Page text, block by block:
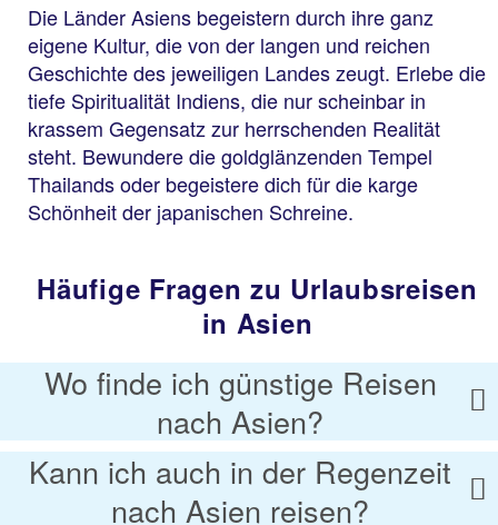
Die Länder Asiens begeistern durch ihre ganz
eigene Kultur, die von der langen und reichen
Geschichte des jeweiligen Landes zeugt. Erlebe die
tiefe Spiritualität Indiens, die nur scheinbar in
krassem Gegensatz zur herrschenden Realität
steht. Bewundere die goldglänzenden Tempel
Thailands oder begeistere dich für die karge
Schönheit der japanischen Schreine.
Häufige Fragen zu Urlaubsreisen
in Asien
Wo finde ich günstige Reisen
nach Asien?
Kann ich auch in der Regenzeit
nach Asien reisen?